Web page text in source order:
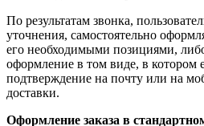
По результатам звонка,
уточнения, самостоятельно
его необходимыми позициями,
оформление в том виде, в котором
подтверждение на почту или на
доставки.
Оформление заказа в